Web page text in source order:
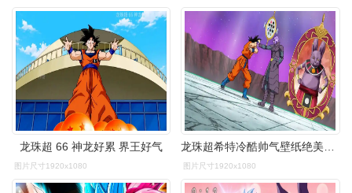
龙珠超 66 神龙好累 界王好气
图片尺寸1920x1080 图片尺寸1920x1080